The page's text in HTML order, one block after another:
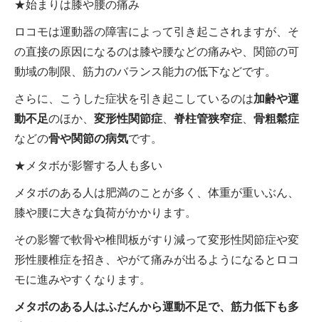
★始まりは膝や腰の痛み
ロコモは運動器の障害によって引き起こされますが、そ
の直接の原因になるのは膝や腰などの痛みや、関節の可
動域の制限、筋力のバランス能力の低下などです。
さらに、こうした症状を引き起こしているのは加齢や運
動不足のほか、 変形性関節症 、脊柱管狭窄症
骨粗鬆症
などの骨や関節の病気です。
★メタボが影響する人も多い
メタボのある人は肥満のことが多く、体重が重いぶん、
膝や腰に大きな負荷がかかります。
その影響で軟骨や椎間板がすり減って変形性関節症や変
形性腰椎症を招き、やがて痛みが出るようになるとロコ
モに進みやすくなります。
メタボのある人はふだんから運動不足で、筋力低下も多